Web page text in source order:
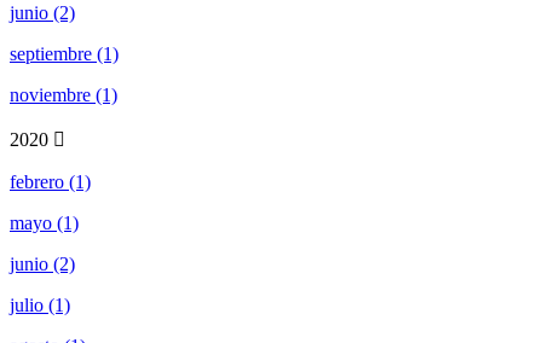
junio (2)
septiembre (1)
noviembre (1)
2020
febrero (1)
mayo (1)
junio (2)
julio (1)